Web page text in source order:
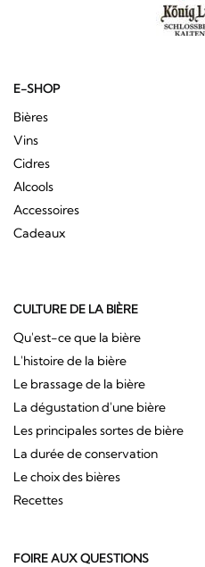
E-SHOP
Bières
Vins
Cidres
Alcools
Accessoires
Cadeaux
CULTURE DE LA BIÈRE
Qu'est-ce que la bière
L'histoire de la bière
Le brassage de la bière
La dégustation d'une bière
Les principales sortes de bière
La durée de conservation
Le choix des bières
Recettes
FOIRE AUX QUESTIONS